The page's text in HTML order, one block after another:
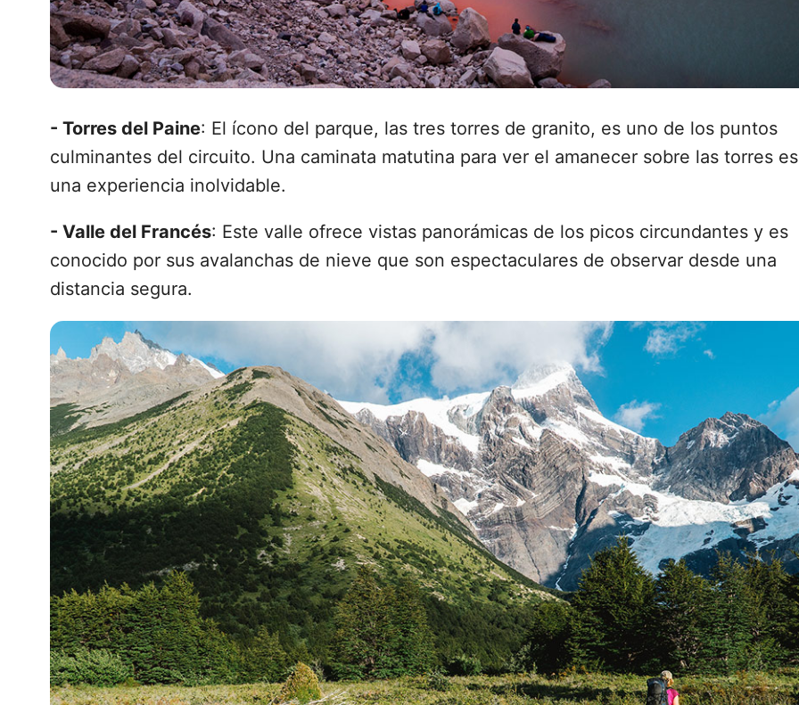
- Torres del Paine: El ícono del parque, las tres torres de granito, es uno de los puntos
culminantes del circuito. Una caminata matutina para ver el amanecer sobre las torres es
una experiencia inolvidable.
- Valle del Francés: Este valle ofrece vistas panorámicas de los picos circundantes y es
conocido por sus avalanchas de nieve que son espectaculares de observar desde una
distancia segura.